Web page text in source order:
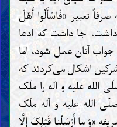
تعبیر «فَاسْأَلُوا أَهْلَ
جا داشت که ادعا
آنان عمل شود، اما
اشکال می‌کردند که
الله علیه و آله را ملَک
الله علیه و آله ملَک
«وَ ما أَرْسَلْنا قَبْلِکَ إِلَّا